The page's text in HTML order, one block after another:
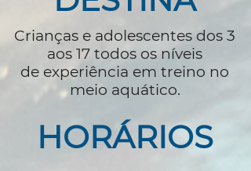
Crianças e adolescentes dos 3
aos 17 todos os níveis
de experiência em treino no
meio aquático.
HORÁRIOS